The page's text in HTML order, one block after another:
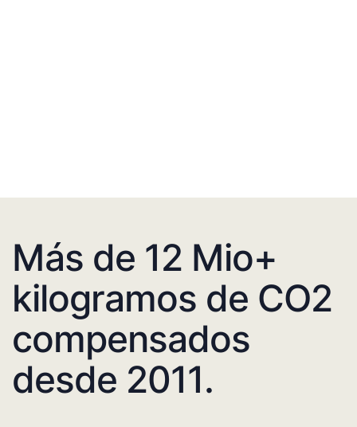
Más de 12 Mio+
kilogramos de CO2
compensados
desde 2011.